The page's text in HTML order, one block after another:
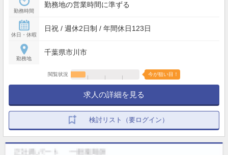
勤務時間
勤務地の営業時間に準ずる
休日・休暇
日祝 / 週休2日制 / 年間休日123日
勤務地
千葉県市川市
閲覧状況 今が狙い目！
求人の詳細を見る
検討リスト（要ログイン）